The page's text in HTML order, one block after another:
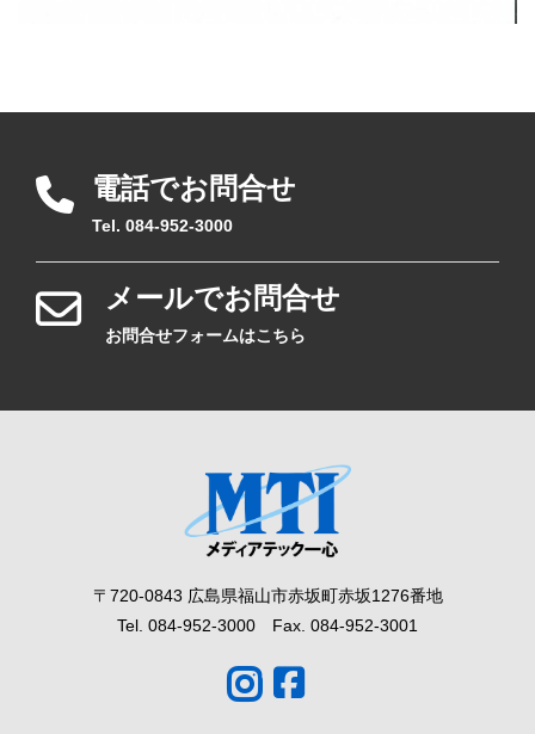
電話でお問合せ
Tel. 084-952-3000
メールでお問合せ
お問合せフォームはこちら
〒720-0843 広島県福山市赤坂町赤坂1276番地
Tel. 084-952-3000 Fax. 084-952-3001